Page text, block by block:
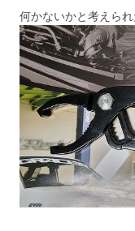
何かないかと考えら